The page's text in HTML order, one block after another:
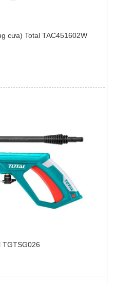
cưa) Total TAC451602W